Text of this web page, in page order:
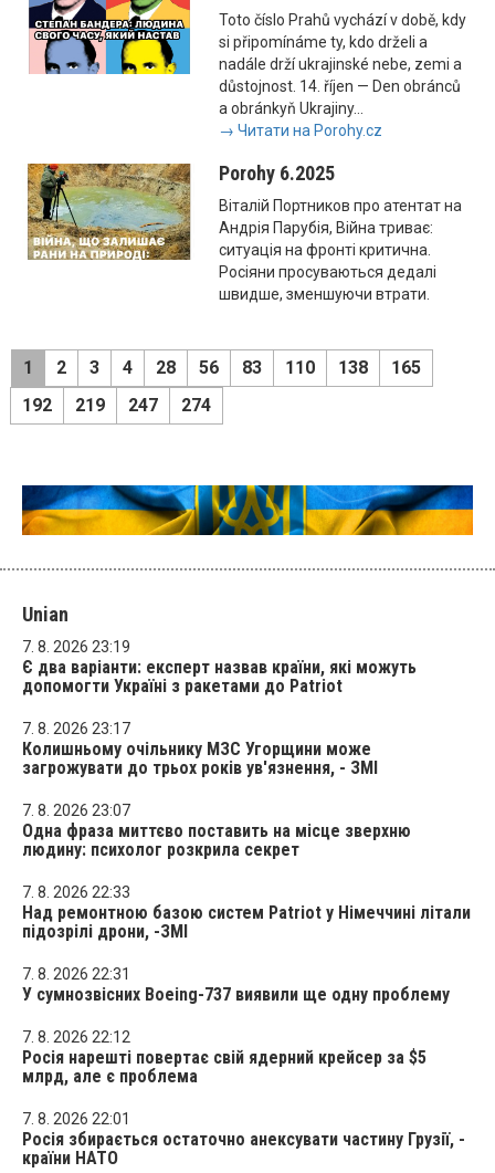
Toto číslo Prahů vychází v době, kdy
si připomínáme ty, kdo drželi a
nadále drží ukrajinské nebe, zemi a
důstojnost. 14. říjen — Den obránců
a obránkyň Ukrajiny...
→ Читати на Porohy.cz
Porohy 6.2025
Віталій Портников про атентат на
Андрія Парубія, Війна триває:
ситуація на фронті критична.
Росіяни просуваються дедалі
швидше, зменшуючи втрати.
1 2 3 4 28 56 83 110 138
165
192
219 247 274
Unian
7. 8. 2026 23:19
Є два варіанти: експерт назвав країни, які можуть
допомогти Україні з ракетами до Patriot
7. 8. 2026 23:17
Колишньому очільнику МЗС Угорщини може
загрожувати до трьох років ув'язнення, - ЗМІ
7. 8. 2026 23:07
Одна фраза миттєво поставить на місце зверхню
людину: психолог розкрила секрет
7. 8. 2026 22:33
Над ремонтною базою систем Patriot у Німеччині літали
підозрілі дрони, -ЗМІ
7. 8. 2026 22:31
У сумнозвісних Boeing-737 виявили ще одну проблему
7. 8. 2026 22:12
Росія нарешті повертає свій ядерний крейсер за $5
млрд, але є проблема
7. 8. 2026 22:01
Росія збирається остаточно анексувати частину Грузії, -
країни НАТО